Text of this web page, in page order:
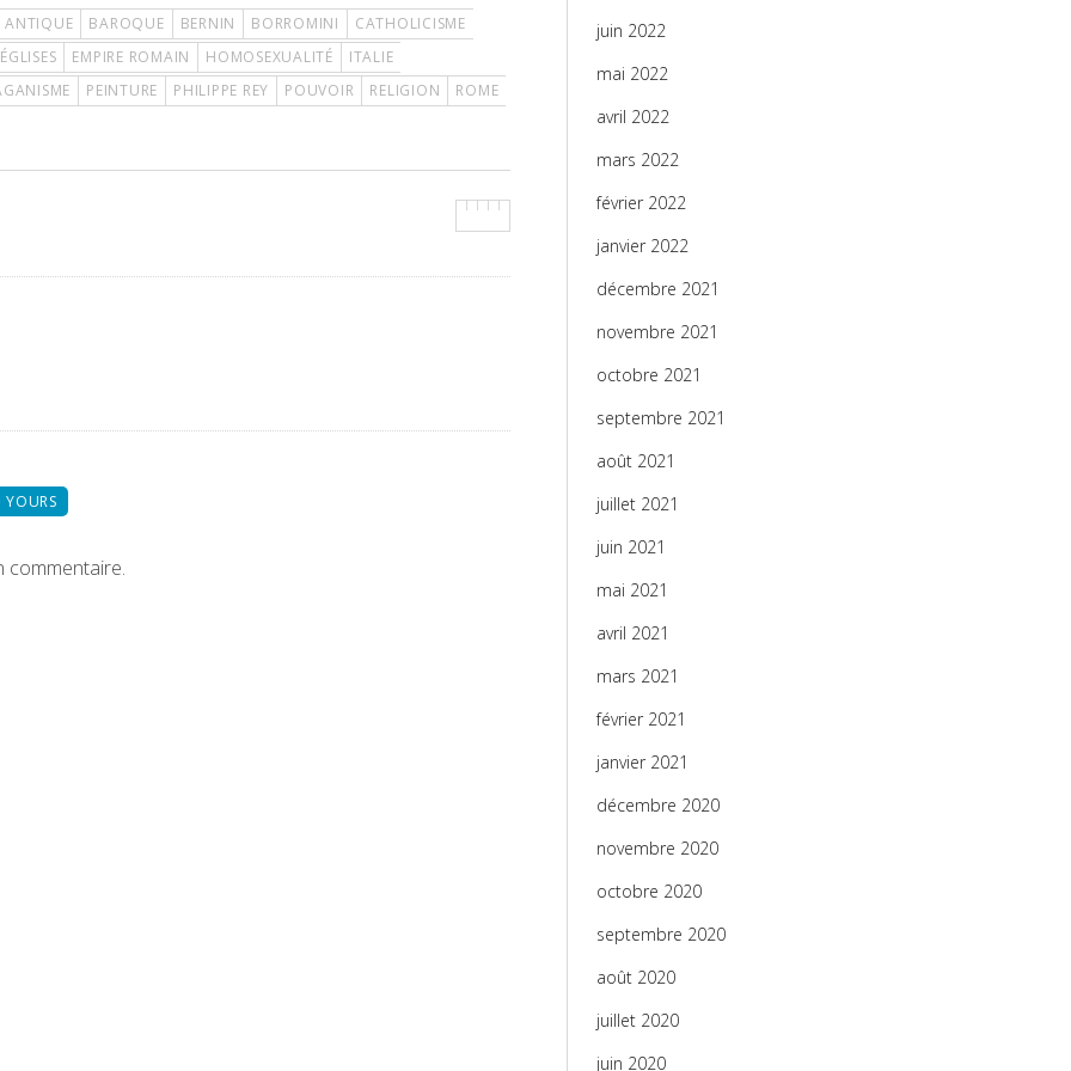
ANTIQUE BAROQUE BERNIN BORROMINI
CATHOLICISME
ÉGLISES EMPIRE ROMAIN HOMOSEXUALITÉ
ITALIE
PEINTURE PHILIPPE REY POUVOIR RELIGION
ROME
commentaire.
juin 2022
mai 2022
avril 2022
mars 2022
février 2022
janvier 2022
décembre 2021
novembre 2021
octobre 2021
septembre 2021
août 2021
juillet 2021
juin 2021
mai 2021
avril 2021
mars 2021
février 2021
janvier 2021
décembre 2020
novembre 2020
octobre 2020
septembre 2020
août 2020
juillet 2020
juin 2020